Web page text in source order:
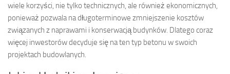
wiele korzyści, nie tylko technicznych, ale również ekonomicznych,
ponieważ pozwala na długoterminowe zmniejszenie kosztów
związanych z naprawami i konserwacją budynków. Dlatego coraz
więcej inwestorów decyduje się na ten typ betonu w swoich
projektach budowlanych.